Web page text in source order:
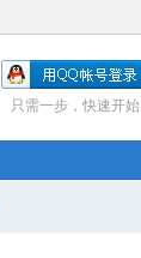
只需一步，快速开始